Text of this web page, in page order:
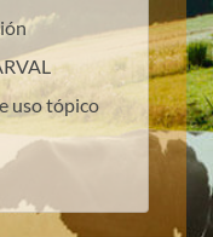
uso tópico